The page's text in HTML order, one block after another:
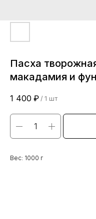
Пасха
макадамия и
1 400 ₽ / 1 шт
Вес: 1000 г